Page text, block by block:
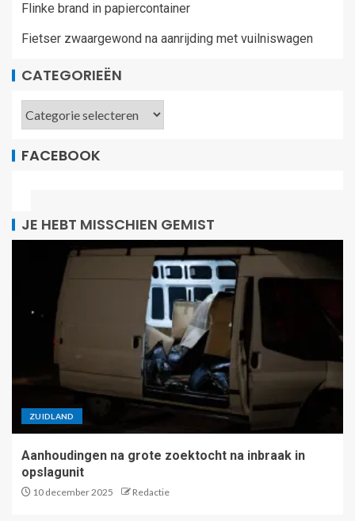
Flinke brand in papiercontainer
Fietser zwaargewond na aanrijding met vuilniswagen
CATEGORIEËN
FACEBOOK
JE HEBT MISSCHIEN GEMIST
ZUIDLAND
Aanhoudingen na grote zoektocht na inbraak in
opslagunit
10 december 2025 Redactie